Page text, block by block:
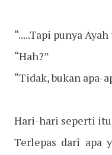
“.....Tapi punya
“Hah?”
“Tidak, bukan apa-
Hari-hari seperti
Terlepas dari apa